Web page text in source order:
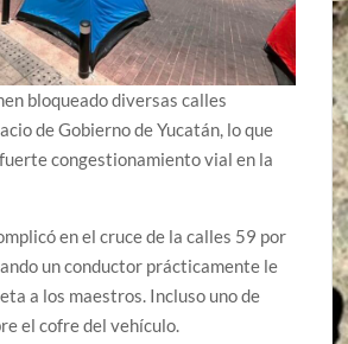
bloqueado diversas calles
de Gobierno de Yucatán, lo que
congestionamiento vial en la
en el cruce de la calles 59 por
un conductor prácticamente le
a los maestros. Incluso uno de
el cofre del vehículo.